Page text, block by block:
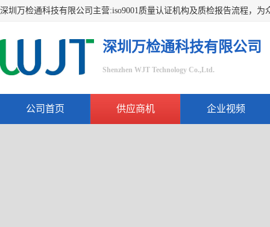
深圳万检通科技有限公司
Shenzhen WJT Technology Co.,Ltd.
公司首页 供应商机 企业视频